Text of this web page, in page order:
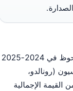
قيمة النصر السوقية ارتفعت بشكل ملحوظ في 2024-2025
(رونالدو،
أكثر من 60% من القيمة الإجمالية